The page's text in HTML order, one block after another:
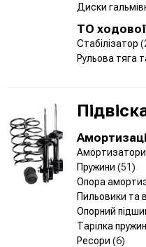
Диски
ТО
Стабілізатор
Рульова тяга
Амортизатори
Пружини (51)
Опора
Пильовики та
Опорний
Тарілка
Ресори (6)